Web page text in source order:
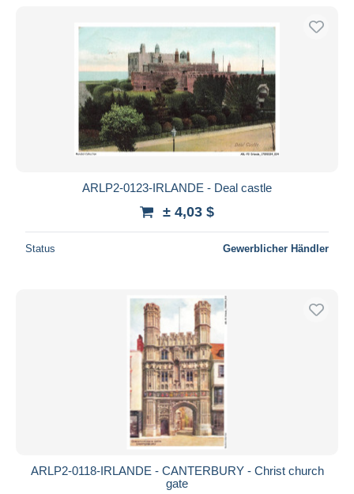
Kostenloser Versand
Zahlungsmethoden
PayPal
Banküberweisung
Visa
Mastercard
iDeal
Übernehmen
ARLP2-0123-IRLANDE - Deal castle
± 4,03 $
Status Gewerblicher Händler
ARLP2-0118-IRLANDE - CANTERBURY - Christ church
gate